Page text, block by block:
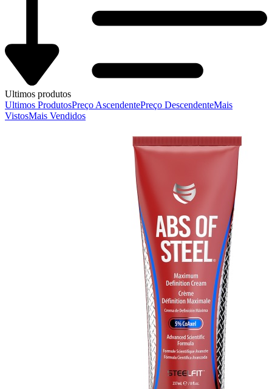
Ultimos produtos
Ultimos ProdutosPreço AscendentePreço DescendenteMais
VistosMais Vendidos